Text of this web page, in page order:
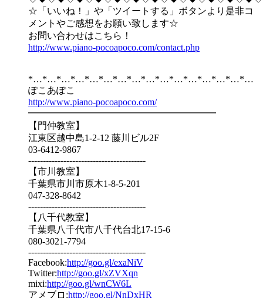
☆「いいね！」や「ツイートする」ボタンより是非コ
メントやご感想をお願い致します☆
お問い合わせはこちら！
http://www.piano-pocoapoco.com/contact.php
*…*…*…*…*…*…*…*…*…*…*…*…*…*…*…*…
ぽこあぽこ
http://www.piano-pocoapoco.com/
━━━━━━━━━━━━━━━━━━━━
【門仲教室】
江東区越中島1-2-12 藤川ビル2F
03-6412-9867
----------------------------------------
【市川教室】
千葉県市川市原木1-8-5-201
047-328-8642
----------------------------------------
【八千代教室】
千葉県八千代市八千代台北17-15-6
080-3021-7794
----------------------------------------
Facebook:http://goo.gl/exaNiV
Twitter:http://goo.gl/xZVXqn
mixi:http://goo.gl/wnCW6L
アメブロ:http://goo.gl/NnDxHR